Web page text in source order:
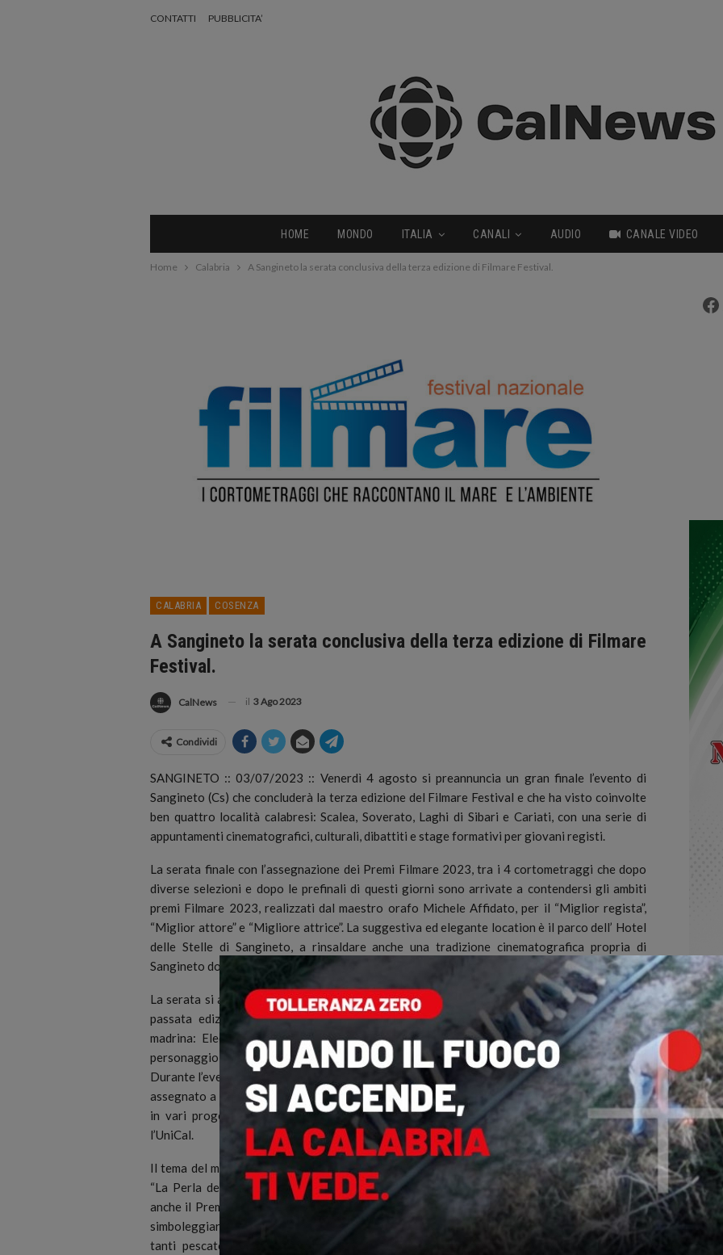
CONTATTI PUBBLICITA’
HOME MONDO ITALIA CANALI AUDIO CANALE VIDEO
Home Calabria A Sangineto la serata conclusiva della terza edizione di Filmare Festival.
CALABRIA COSENZA
A Sangineto la serata conclusiva della terza edizione di Filmare
Festival.
CalNews il 3 Ago 2023
Condividi
SANGINETO :: 03/07/2023 :: Venerdì 4 agosto si preannuncia un gran finale l’evento di
Sangineto (Cs) che concluderà la terza edizione del Filmare Festival e che ha visto coinvolte
ben quattro località calabresi: Scalea, Soverato, Laghi di Sibari e Cariati, con una serie di
appuntamenti cinematografici, culturali, dibattiti e stage formativi per giovani registi.
La serata finale con l’assegnazione dei Premi Filmare 2023, tra i 4 cortometraggi che dopo
diverse selezioni e dopo le prefinali di questi giorni sono arrivate a contendersi gli ambiti
premi Filmare 2023, realizzati dal maestro orafo Michele Affidato, per il “Miglior regista”,
“Miglior attore” e “Migliore attrice”. La suggestiva ed elegante location è il parco dell’ Hotel
delle Stelle di Sangineto, a rinsaldare anche una tradizione cinematografica propria di
Sangineto dove negli anni ottanta si svolgeva l’Euromediterraneo Festival.
La serata si avvale del patrocinio del Comune di Sangineto il cuore di Filmare avendo, nella
passata edizione, ospitato già la finale essendo stato comune capofila. Importante la
madrina: Eleonora Giorgi, star simbolo del cinema italiano, mentre a livello musicale un
personaggio importante della musica americana molto legata al cinema Romina Arena.
Durante l’evento l’attribuzione del Premio Speciale di Filmare “Fotografare il Mare” che verrà
assegnato a Francesco Sesso, pluricampione mondiale di Fotografia Subacquea e impegnato
in vari progetti di ricerca sulle tematiche della salvaguardia e protezione del mare con
l’UniCal.
Il tema del mare e dell’ambiente come risorsa sarà anche centro di un focus curato dal Flag
“La Perla del Tirreno” con la presenza della presidente Gabriella Luciani che consegnerà
anche il Premio Speciale “Una vita per il Mare” ad un vecchio pescatore atto a raccontare e
simboleggiare le storie umane, fatte di sacrificio, impegno e passione e che connota la vita di
tanti pescatori. Previsto anche un Workshop – Showcooking dal tema “Terra e mare: